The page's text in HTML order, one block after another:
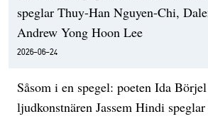
speglar Thuy-Han Nguyen-Chi,
Andrew Yong Hoon Lee
2026-06-24
Såsom i en spegel: poeten Ida
ljudkonstnären Jassem Hindi